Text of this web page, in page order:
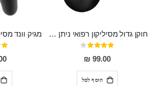
חוקן גדול מסיליקון רפואי ניתן לשימוש גם כפלאג וגם כחרוזים אנאלים
דירוג:
80%
99.00 ₪
הוסף לסל
₪